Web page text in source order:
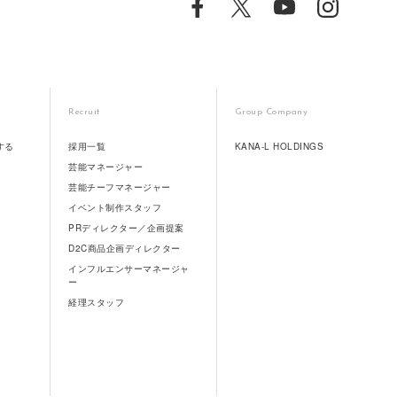
る
Recruit
採用一覧
芸能マネージャー
芸能チーフマネージャー
イベント制作スタッフ
PRディレクター／企画提案
D2C商品企画ディレクター
インフルエンサーマネージャ
ー
経理スタッフ
Group Company
KANA-L HOLDINGS